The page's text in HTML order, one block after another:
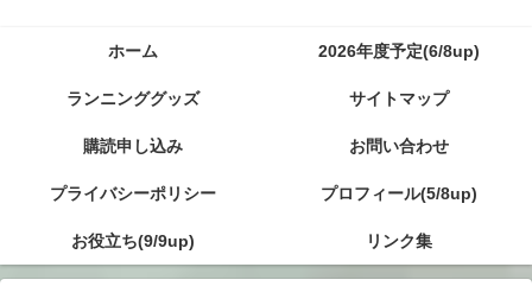
ホーム 2026年度予定(6/8up)
ランニンググッズ サイトマップ
購読申し込み お問い合わせ
プライバシーポリシー プロフィール(5/8up)
お役立ち(9/9up) リンク集